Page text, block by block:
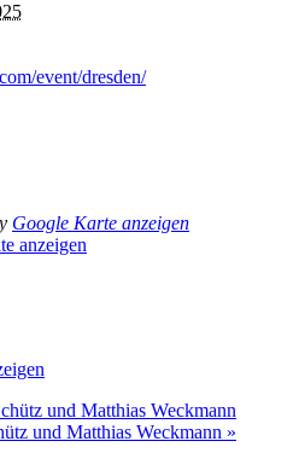
event/dresden/
Google Karte anzeigen
anzeigen
und Matthias Weckmann
und Matthias Weckmann »